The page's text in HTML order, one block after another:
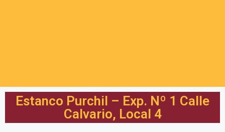
Estanco Purchil – Exp. Nº 1 Calle
Calvario, Local 4